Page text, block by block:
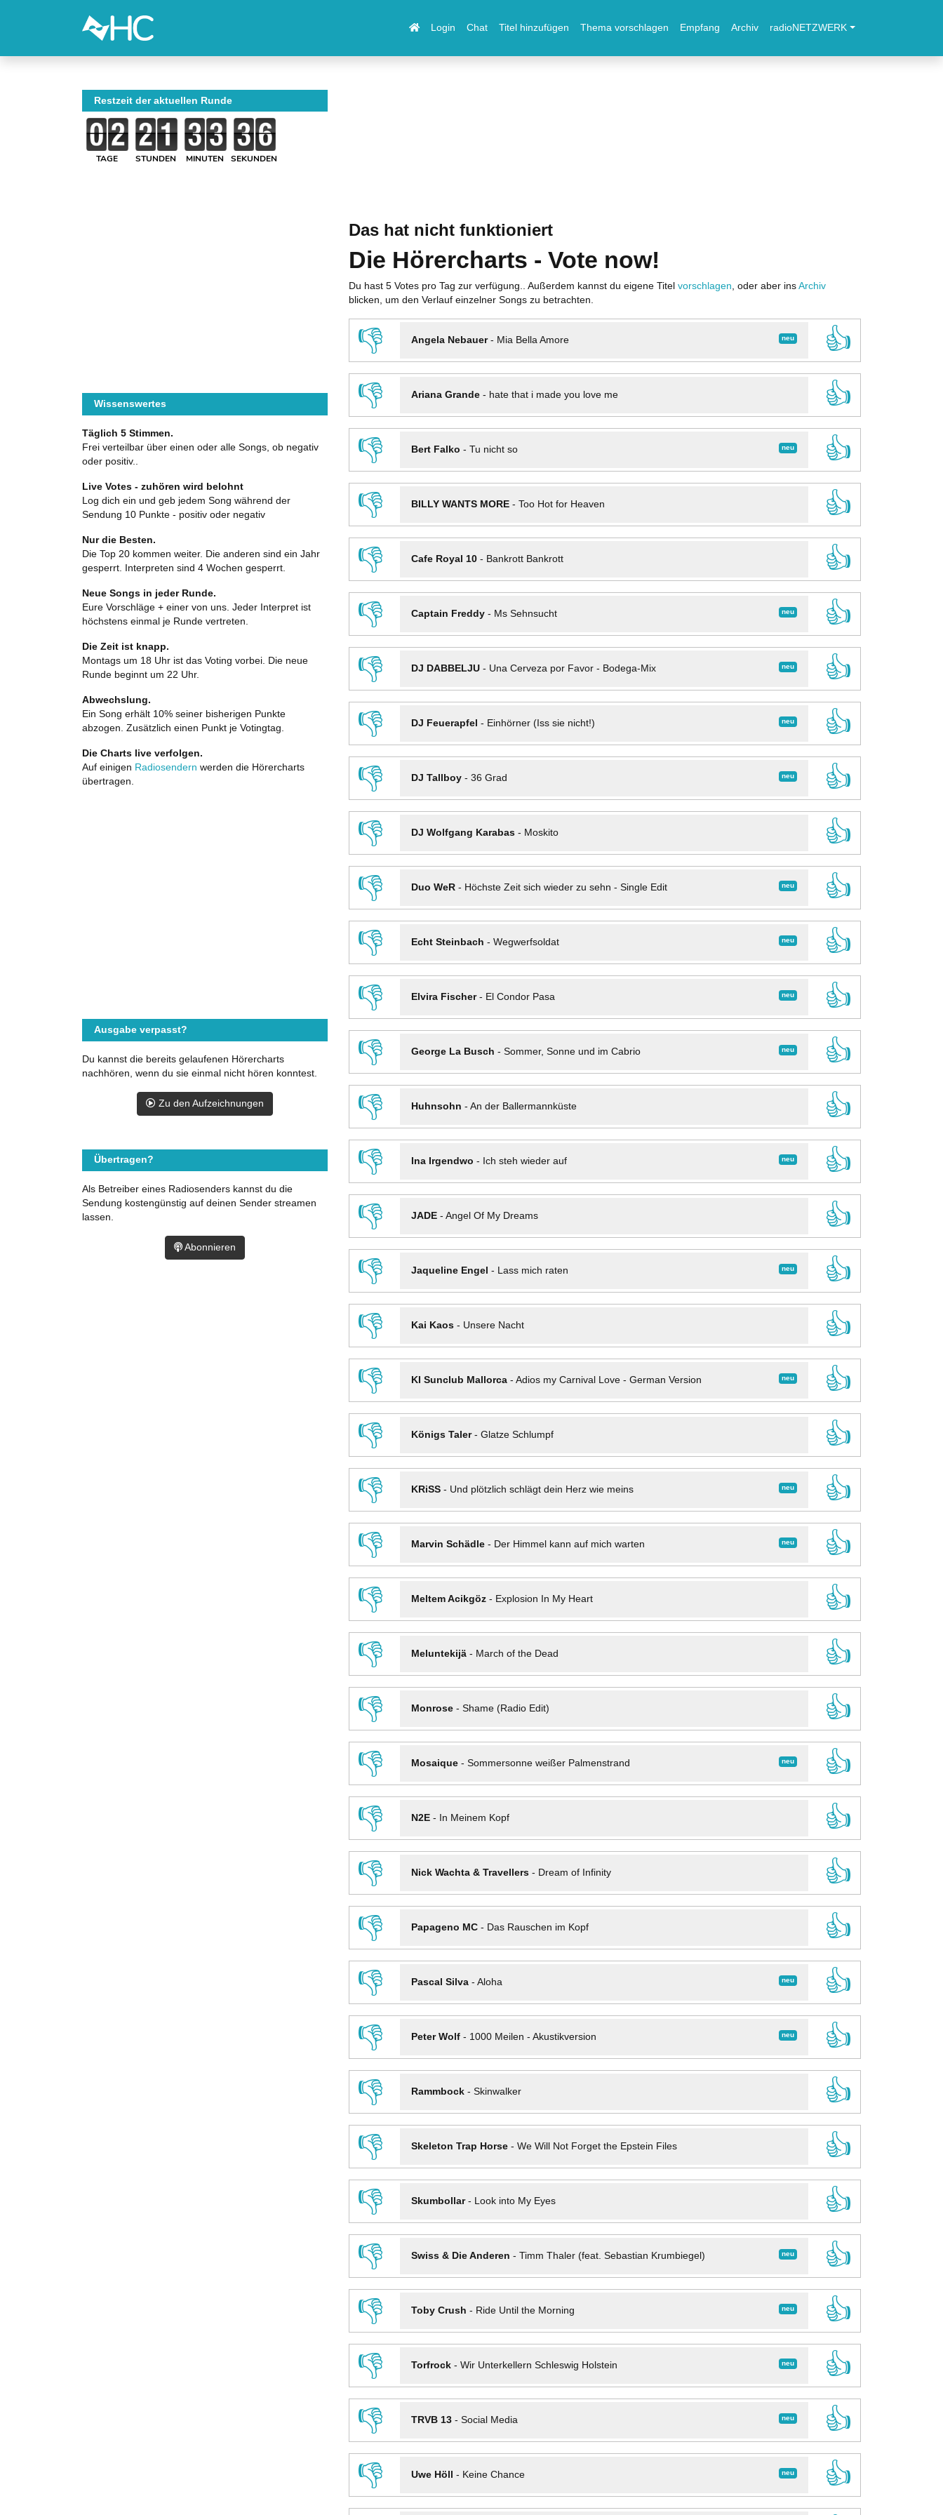
Login Chat Titel hinzufügen Thema vorschlagen Empfang Archiv radioNETZWERK
Das hat nicht funktioniert
Die Hörercharts - Vote now!
Du hast 5 Votes pro Tag zur verfügung.. Außerdem kannst du eigene Titel vorschlagen , oder aber ins Archiv
blicken, um den Verlauf einzelner Songs zu betrachten.
👎 neu
Angela Nebauer- Mia Bella Amore
👍
👎
Ariana Grande- hate that i made you love me
👍
👎
neu
Bert Falko - Tu nicht so
👍
👎
BILLY WANTS MORE- Too Hot for Heaven
👍
👎
Cafe Royal 10- Bankrott Bankrott
👍
👎
neu
Captain Freddy- Ms Sehnsucht
👍
👎
neu
DJ DABBELJU- Una Cerveza por Favor - Bodega-Mix
👍
👎
neu
DJ Feuerapfel - Einhörner (Iss sie nicht!)
👍
👎
neu
DJ Tallboy- 36 Grad
👍
👎
DJ Wolfgang Karabas- Moskito
👍
👎
neu
Duo WeR- Höchste Zeit sich wieder zu sehn - Single Edit
👍
👎
neu
Echt Steinbach - Wegwerfsoldat
👍
👎
neu
Elvira Fischer- El Condor Pasa
👍
👎
neu
George La Busch - Sommer, Sonne und im Cabrio
👍
👎
Huhnsohn - An der Ballermannküste
👍
👎
neu
Ina Irgendwo - Ich steh wieder auf
👍
👎
JADE- Angel Of My Dreams
👍
👎
neu
Jaqueline Engel - Lass mich raten
👍
👎
Kai Kaos- Unsere Nacht
👍
👎
neu
KI Sunclub Mallorca- Adios my Carnival Love - German Version
👍
👎
Königs Taler- Glatze Schlumpf
👍
👎
neu
KRiSS- Und plötzlich schlägt dein Herz wie meins
👍
👎
neu
Marvin Schädle- Der Himmel kann auf mich warten
👍
👎
Meltem Acikgöz- Explosion In My Heart
👍
👎
Meluntekijä- March of the Dead
👍
👎
Monrose- Shame (Radio Edit)
👍
👎
neu
Mosaique- Sommersonne weißer Palmenstrand
👍
👎
N2E- In Meinem Kopf
👍
👎
Nick Wachta & Travellers- Dream of Infinity
👍
👎
Papageno MC- Das Rauschen im Kopf
👍
👎
neu
Pascal Silva- Aloha
👍
👎
neu
Peter Wolf- 1000 Meilen - Akustikversion
👍
👎
Rammbock- Skinwalker
👍
👎
Skeleton Trap Horse- We Will Not Forget the Epstein Files
👍
👎
Skumbollar- Look into My Eyes
👍
👎
neu
Swiss & Die Anderen - Timm Thaler (feat. Sebastian Krumbiegel)
👍
👎
neu
Toby Crush - Ride Until the Morning
👍
👎
neu
Torfrock- Wir Unterkellern Schleswig Holstein
👍
👎
neu
TRVB 13- Social Media
👍
👎
neu
Uwe Höll - Keine Chance
👍
Restzeit der aktuellen Runde
TAGE STUNDEN MINUTEN SEKUNDEN
Wissenswertes
Täglich 5 Stimmen.
Frei verteilbar über einen oder alle Songs, ob negativ
oder positiv..
Live Votes - zuhören wird belohnt
Log dich ein und geb jedem Song während der
Sendung 10 Punkte - positiv oder negativ
Nur die Besten.
Die Top 20 kommen weiter. Die anderen sind ein Jahr
gesperrt. Interpreten sind 4 Wochen gesperrt.
Neue Songs in jeder Runde.
Eure Vorschläge + einer von uns. Jeder Interpret ist
höchstens einmal je Runde vertreten.
Die Zeit ist knapp.
Montags um 18 Uhr ist das Voting vorbei. Die neue
Runde beginnt um 22 Uhr.
Abwechslung.
Ein Song erhält 10% seiner bisherigen Punkte
abzogen. Zusätzlich einen Punkt je Votingtag.
Die Charts live verfolgen.
Auf einigen Radiosendern werden die Hörercharts
übertragen.
Ausgabe verpasst?
Du kannst die bereits gelaufenen Hörercharts
nachhören, wenn du sie einmal nicht hören konntest.
Zu den Aufzeichnungen
Übertragen?
Als Betreiber eines Radiosenders kannst du die
Sendung kostengünstig auf deinen Sender streamen
lassen.
Abonnieren